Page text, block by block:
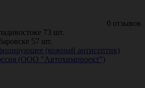
0 отзывов
73 шт.
57 шт.
(кожный антисептик)
(ООО "Автохимпроект")